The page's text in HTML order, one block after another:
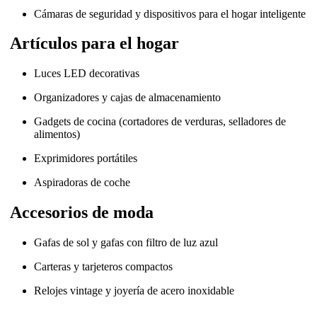
Cámaras de seguridad y dispositivos para el hogar inteligente
Artículos para el hogar
Luces LED decorativas
Organizadores y cajas de almacenamiento
Gadgets de cocina (cortadores de verduras, selladores de
alimentos)
Exprimidores portátiles
Aspiradoras de coche
Accesorios de moda
Gafas de sol y gafas con filtro de luz azul
Carteras y tarjeteros compactos
Relojes vintage y joyería de acero inoxidable